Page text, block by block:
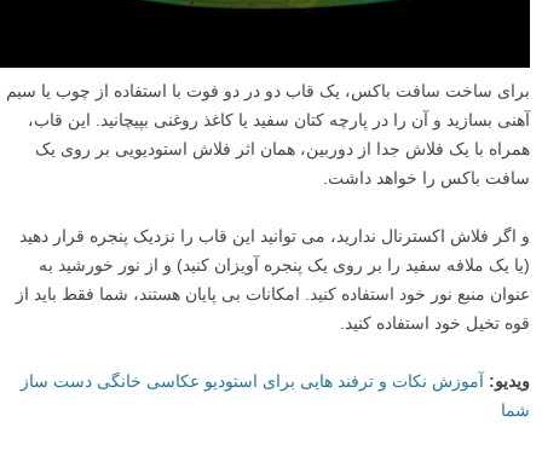
برای ساخت سافت باکس، یک قاب دو در دو فوت با استفاده از چوب یا سیم
آهنی بسازید و آن را در پارچه کتان سفید یا کاغذ روغنی بپیچانید. این قاب،
همراه با یک فلاش جدا از دوربین، همان اثر فلاش استودیویی بر روی یک
سافت باکس را خواهد داشت.
و اگر فلاش اکسترنال ندارید، می توانید این قاب را نزدیک پنجره قرار دهید
(یا یک ملافه سفید را بر روی یک پنجره آویزان کنید) و از نور خورشید به
عنوان منبع نور خود استفاده کنید. امکانات بی پایان هستند، شما فقط باید از
قوه تخیل خود استفاده کنید.
ویدیو: آموزش نکات و ترفند هایی برای استودیو عکاسی خانگی دست ساز
شما